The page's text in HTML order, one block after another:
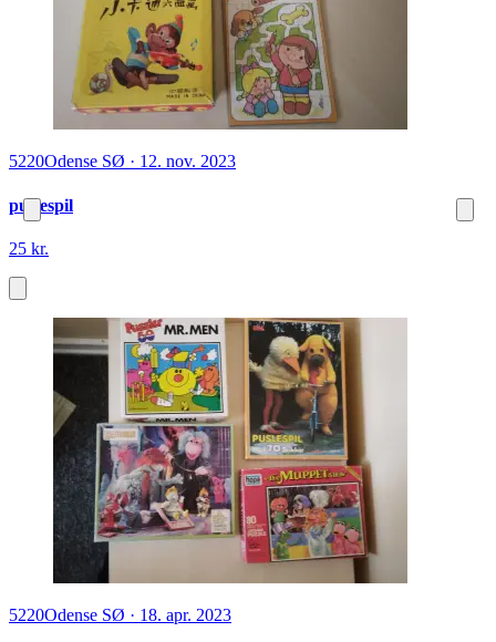
5220Odense SØ · 12. nov. 2023
puslespil
25 kr.
5220Odense SØ · 18. apr. 2023